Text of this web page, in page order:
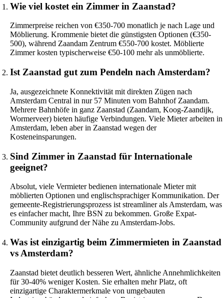
Wie viel kostet ein Zimmer in Zaanstad?
Zimmerpreise reichen von €350-700 monatlich je nach Lage und
Möblierung. Krommenie bietet die günstigsten Optionen (€350-
500), während Zaandam Zentrum €550-700 kostet. Möblierte
Zimmer kosten typischerweise €50-100 mehr als unmöblierte.
Ist Zaanstad gut zum Pendeln nach Amsterdam?
Ja, ausgezeichnete Konnektivität mit direkten Zügen nach
Amsterdam Central in nur 57 Minuten vom Bahnhof Zaandam.
Mehrere Bahnhöfe in ganz Zaanstad (Zaandam, Koog-Zaandijk,
Wormerveer) bieten häufige Verbindungen. Viele Mieter arbeiten in
Amsterdam, leben aber in Zaanstad wegen der
Kosteneinsparungen.
Sind Zimmer in Zaanstad für Internationale
geeignet?
Absolut, viele Vermieter bedienen internationale Mieter mit
möblierten Optionen und englischsprachiger Kommunikation. Der
gemeente-Registrierungsprozess ist streamliner als Amsterdam, was
es einfacher macht, Ihre BSN zu bekommen. Große Expat-
Community aufgrund der Nähe zu Amsterdam-Jobs.
Was ist einzigartig beim Zimmermieten in Zaanstad
vs Amsterdam?
Zaanstad bietet deutlich besseren Wert, ähnliche Annehmlichkeiten
für 30-40% weniger Kosten. Sie erhalten mehr Platz, oft
einzigartige Charaktermerkmale von umgebauten